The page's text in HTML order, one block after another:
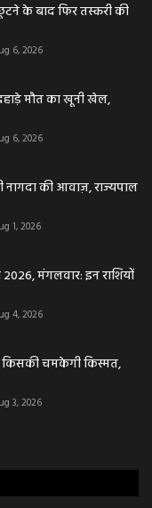
के बाद फिर तस्करी की
6, 2026
मौत का खूनी खेल,
6, 2026
की आवाज़, राज्यपाल
1, 2026
मंगलवार: इन राशियों
4, 2026
चमकेगी किस्मत,
3, 2026